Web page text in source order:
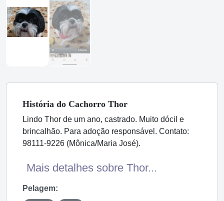
História do Cachorro Thor
Lindo Thor de um ano, castrado. Muito dócil e
brincalhão. Para adoção responsável. Contato:
98111-9226 (Mônica/Maria José).
Mais detalhes sobre Thor...
Pelagem: